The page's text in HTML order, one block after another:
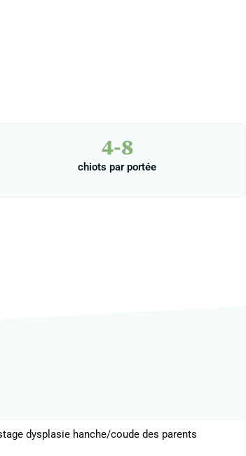
4-8
chiots par portée
dysplasie hanche/coude des parents